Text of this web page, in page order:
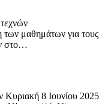
των μαθημάτων για τους
στο…
Κυριακή 8 Ιουνίου 2025